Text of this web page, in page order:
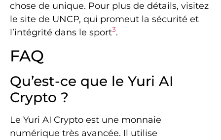
chose de unique. Pour plus de détails, visitez
le site de UNCP, qui promeut la sécurité et
l’intégrité dans le sport3.
FAQ
Qu’est-ce que le Yuri AI
Crypto ?
Le Yuri AI Crypto est une monnaie
numérique très avancée. Il utilise